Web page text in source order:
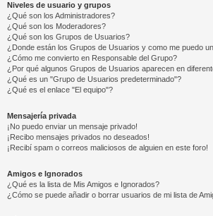
Niveles de usuario y grupos
¿Qué son los Administradores?
¿Qué son los Moderadores?
¿Qué son los Grupos de Usuarios?
¿Donde están los Grupos de Usuarios y como me puedo
¿Cómo me convierto en Responsable del Grupo?
¿Por qué algunos Grupos de Usuarios aparecen en
¿Qué es un "Grupo de Usuarios predeterminado"?
¿Qué es el enlace "El equipo"?
Mensajería privada
¡No puedo enviar un mensaje privado!
¡Recibo mensajes privados no deseados!
¡Recibí spam o correos maliciosos de alguien en este foro!
Amigos e Ignorados
¿Qué es la lista de Mis Amigos e Ignorados?
¿Cómo se puede añadir o borrar usuarios de mi lista de